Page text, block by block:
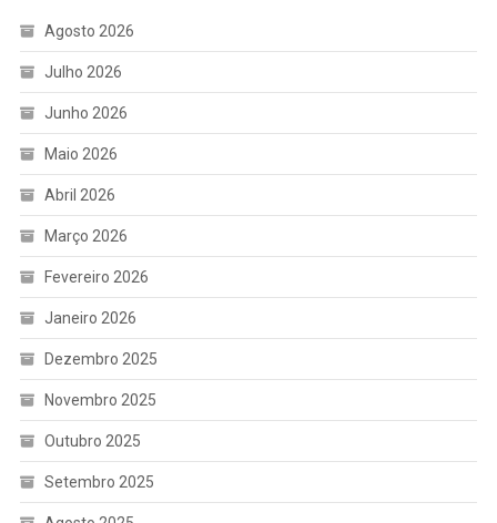
Agosto 2026
Julho 2026
Junho 2026
Maio 2026
Abril 2026
Março 2026
Fevereiro 2026
Janeiro 2026
Dezembro 2025
Novembro 2025
Outubro 2025
Setembro 2025